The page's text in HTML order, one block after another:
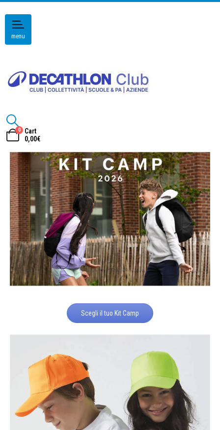
menu
0
Cart
0,00€
Scegli il tuo Kit Camp